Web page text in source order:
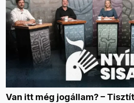
Van itt még jogállam? –